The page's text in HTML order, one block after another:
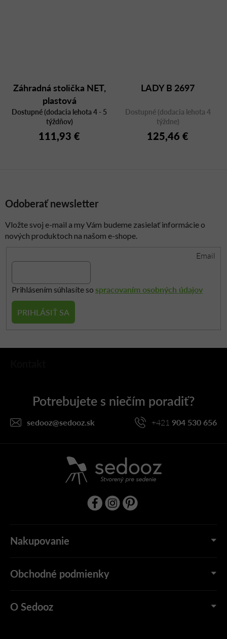
Záhradná stolička NET,
plastová
Dostupné (dodacia lehota 4 - 5
týždňov)
111,93 €
LADY B 2697
Dostupné (dodacia lehota 4
týždne)
125,46 €
Odoberať newsletter
Vložte svoj e-mail a my Vám budeme zasielať informácie o
nových produktoch na našom e-shope.
Email
Prihlásením súhlasíte so spracovaním osobných údajov
PRIHLÁSIŤ SA
sedooz@sedooz.sk +421 904 530 656
Nakupovanie
Obchodné podmienky
O Sedooz